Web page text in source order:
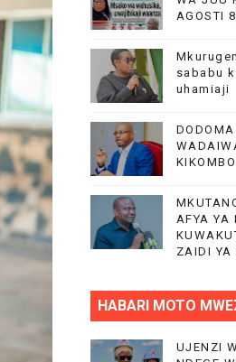
3-MRADI WA EACOP
WA TAIFA
WA MLAJI
WAFIKIA ASILIMIA 88
NA AFYA KAZINI
AGOSTI
sababu
uhamiaji
AFYA YA
ZAIDI YA
HABARI MOTO
UJENZI